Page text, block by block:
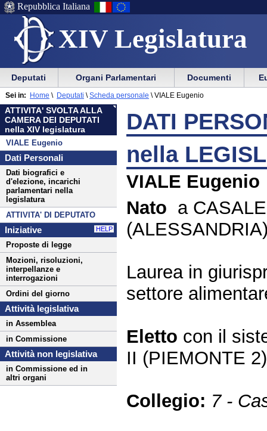
XIV Legislatura
Menu
di
ausilio
alla
navigazione
Vai
Menu
di
navigazione
principale
Repubblica Italiana
Menu
di
navigazione
principale
Vai
menu
di
sezione
Deputati Organi Parlamentari Documenti
ATTIVITA' SVOLTA ALLA
CAMERA DEI DEPUTATI
nella XIV legislatura
VIALE Eugenio
Dati Personali
Dati biografici e
d'elezione, incarichi
parlamentari nella
legislatura
ATTIVITA' DI DEPUTATO
Iniziative HELP
Proposte di legge
Mozioni, risoluzioni,
interpellanze e
interrogazioni
Ordini del giorno
Attività legislativa
in Assemblea
in Commissione
Attività non legislativa
in Commissione ed in
altri organi
Sei in: Home \ Deputati \ Scheda personale \ VIALE Eugenio
DATI
nella
VIALE Eugenio
Nato a
Laurea in
settore
Eletto con il
II (PIEMONTE 2)
Collegio: 7 -